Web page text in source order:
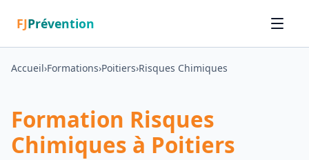
FJPrévention
Accueil›Formations›Poitiers›Risques Chimiques
Formation Risques
Chimiques à Poitiers